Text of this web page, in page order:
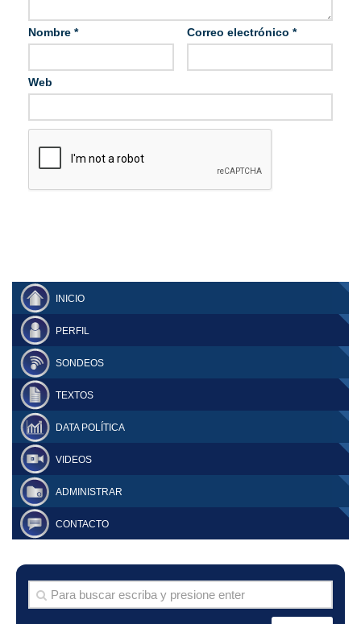
Nombre * Correo electrónico *
Web
INICIO
PERFIL
SONDEOS
TEXTOS
DATA POLÍTICA
VIDEOS
ADMINISTRAR
CONTACTO